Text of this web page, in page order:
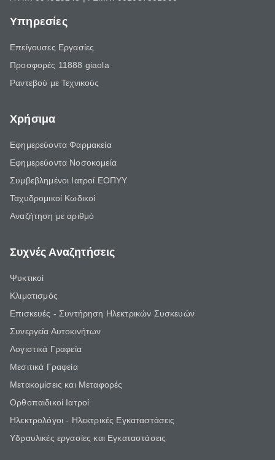
Υπηρεσίες
Επείγουσες Εργασίες
Προσφορές 11888 giaola
Ραντεβού με Τεχνικούς
Χρήσιμα
Εφημερεύοντα Φαρμακεία
Εφημερεύοντα Νοσοκομεία
Συμβεβλημένοι Ιατροί ΕΟΠΥΥ
Ταχυδρομικοί Κωδικοί
Αναζήτηση με αριθμό
Συχνές Αναζητήσεις
Ψυκτικοί
Κλιματισμός
Επισκευές - Συντήρηση Ηλεκτρικών Συσκευών
Συνεργεία Αυτοκινήτων
Λογιστικά Γραφεία
Μεσιτικά Γραφεία
Μετακομίσεις και Μεταφορές
Ορθοπαιδικοί Ιατροί
Ηλεκτρολόγοι - Ηλεκτρικές Εγκαταστάσεις
Υδραυλικές εργασίες και Εγκαταστάσεις